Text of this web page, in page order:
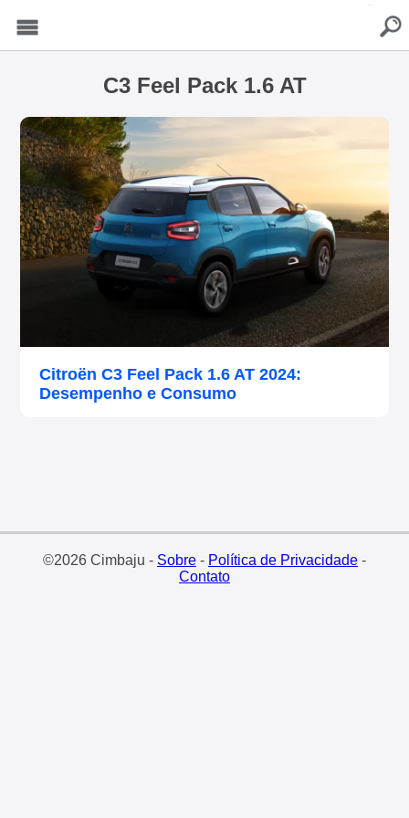
C3 Feel Pack 1.6 AT
Citroën C3 Feel Pack 1.6 AT 2024:
Desempenho e Consumo
©2026 Cimbaju - Sobre- Política de Privacidade-
Contato